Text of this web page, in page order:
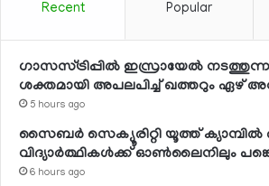
Recent Popular
ഗാസസ്ട്രിപ്പില്‍ ഇസ്രായേല്‍
ശക്തമായി അപലപിച്ച് ഖത്തറും ഏഴ്
5 hours ago
സൈബര്‍ സെക്യൂരിറ്റി യൂത്ത് ക്യാമ്പില്‍
വിദ്യാര്‍ത്ഥികള്‍ക്ക് ഓണ്‍ലൈനിലും
6 hours ago